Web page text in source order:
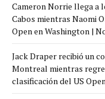
Cameron Norrie llega a
Cabos mientras Naomi
Open en Washington |
Jack Draper recibió un
Montreal mientras
clasificación del US